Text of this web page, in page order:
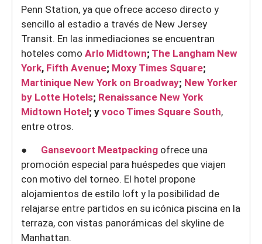
Penn Station, ya que ofrece acceso directo y
sencillo al estadio a través de New Jersey
Transit. En las inmediaciones se encuentran
hoteles como Arlo Midtown; The Langham New
York, Fifth Avenue; Moxy Times Square;
Martinique New York on Broadway; New Yorker
by Lotte Hotels; Renaissance New York
Midtown Hotel; y voco Times Square South,
entre otros.
● Gansevoort Meatpacking ofrece una
promoción especial para huéspedes que viajen
con motivo del torneo. El hotel propone
alojamientos de estilo loft y la posibilidad de
relajarse entre partidos en su icónica piscina en la
terraza, con vistas panorámicas del skyline de
Manhattan.